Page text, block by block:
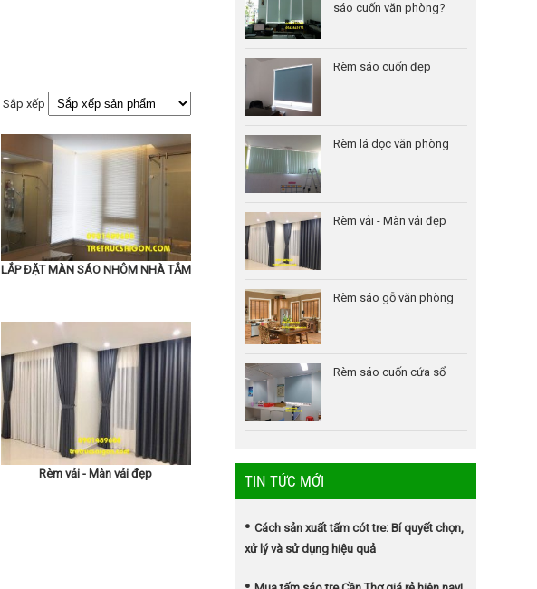
Sắp xếp
LẮP ĐẶT MÀN SÁO NHÔM NHÀ TẮM
Rèm vải - Màn vải đẹp
sáo cuốn văn phòng?
Rèm sáo cuốn đẹp
Rèm lá dọc văn phòng
Rèm vải - Màn vải đẹp
Rèm sáo gỗ văn phòng
Rèm sáo cuốn cứa sổ
TIN TỨC MỚI
Cách sản xuất tấm cót tre: Bí quyết chọn,
xử lý và sử dụng hiệu quả